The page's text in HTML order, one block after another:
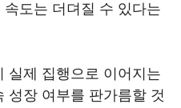
도는 더뎌질 수 있다는
실제 집행으로 이어지는
성장 여부를 판가름할 것